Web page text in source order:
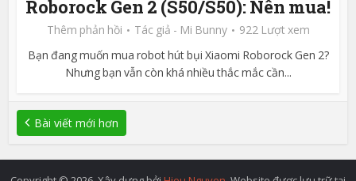
Roborock Gen 2 (S50/S50): Nên mua!
Thêm phản hồi Tác giả - Mi Bunny
922 Lượt xem
Bạn đang muốn mua robot hút bụi Xiaomi Roborock Gen 2?
Nhưng bạn vẫn còn khá nhiều thắc mắc cần...
Bài viết mới hơn